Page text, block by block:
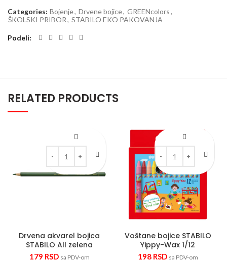
Categories: Bojenje, Drvene bojice, GREENcolors,
ŠKOLSKI PRIBOR, STABILO EKO PAKOVANJA
Podeli
RELATED PRODUCTS
Drvena akvarel bojica
STABILO All zelena
179 RSD sa PDV-om
Drvena akvarel bojica STABILO All zelena quantity
Voštane bojice STABILO
Yippy-Wax 1/12
198 RSD sa PDV-om
Voštane bojice